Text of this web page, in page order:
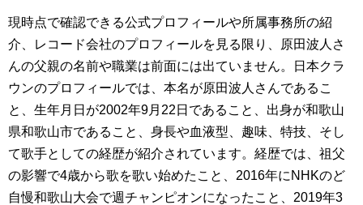
現時点で確認できる公式プロフィールや所属事務所の紹
介、レコード会社のプロフィールを見る限り、原田波人さ
んの父親の名前や職業は前面には出ていません。日本クラ
ウンのプロフィールでは、本名が原田波人さんであるこ
と、生年月日が2002年9月22日であること、出身が和歌山
県和歌山市であること、身長や血液型、趣味、特技、そし
て歌手としての経歴が紹介されています。経歴では、祖父
の影響で4歳から歌を歌い始めたこと、2016年にNHKのど
自慢和歌山大会で週チャンピオンになったこと、2019年3